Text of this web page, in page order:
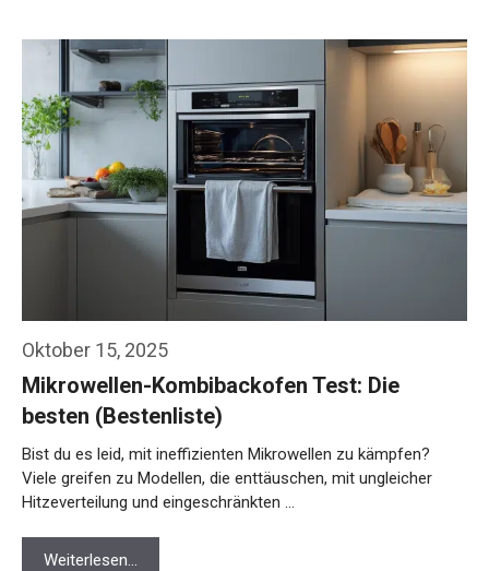
Oktober 15, 2025
Mikrowellen-Kombibackofen Test: Die
besten (Bestenliste)
Bist du es leid, mit ineffizienten Mikrowellen zu kämpfen?
Viele greifen zu Modellen, die enttäuschen, mit ungleicher
Hitzeverteilung und eingeschränkten …
Weiterlesen…